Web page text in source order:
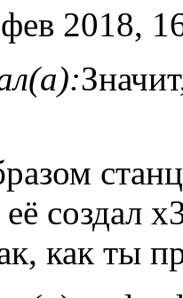
2018,
создал
как ты